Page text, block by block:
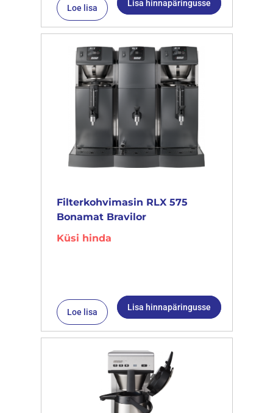
Loe lisa Lisa hinnapäringusse
Filterkohvimasin RLX 575
Bonamat Bravilor
Küsi hinda
Loe lisa Lisa hinnapäringusse